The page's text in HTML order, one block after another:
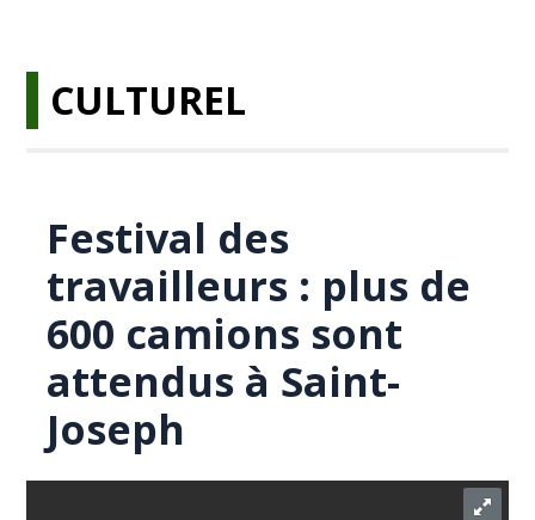
CULTUREL
Festival des
travailleurs : plus de
600 camions sont
attendus à Saint-
Joseph